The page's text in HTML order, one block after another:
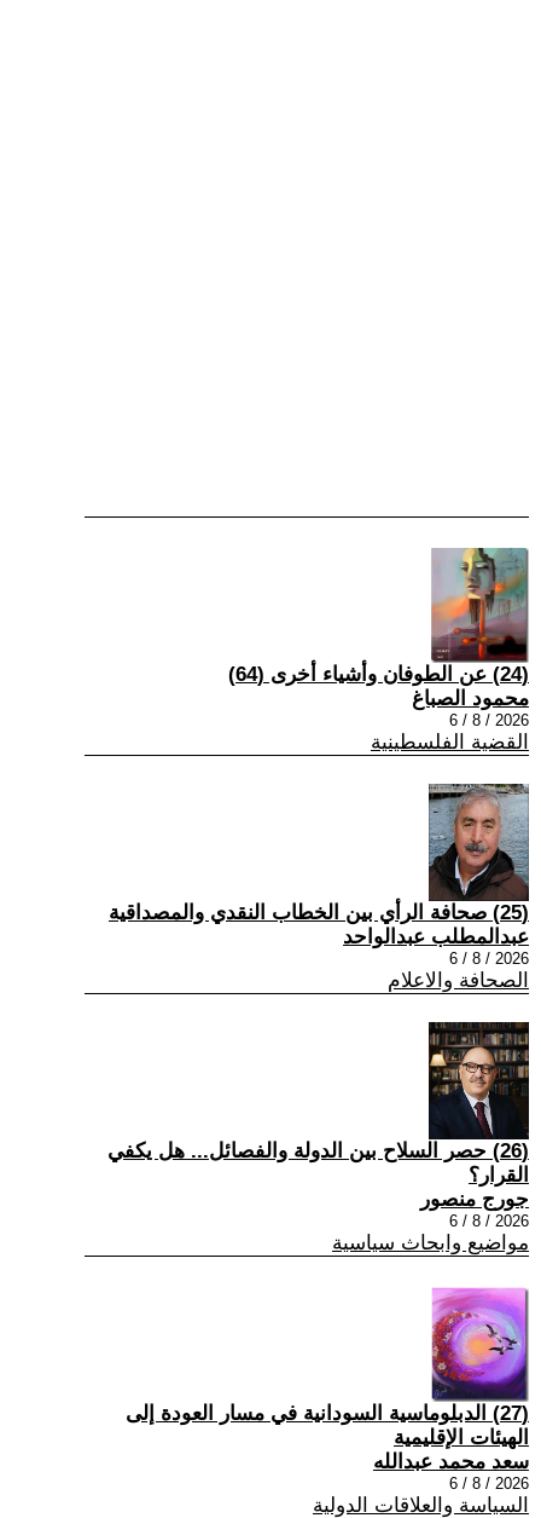
(24) عن الطوفان وأشياء أخرى (64)
محمود الصباغ
2026 / 8 / 6
القضية الفلسطينية
(25) صحافة الرأي بين الخطاب النقدي والمصداقية
عبدالمطلب عبدالواحد
2026 / 8 / 6
الصحافة والاعلام
(26) حصر السلاح بين الدولة والفصائل... هل يكفي
القرار؟
جورج منصور
2026 / 8 / 6
مواضيع وابحاث سياسية
(27) الدبلوماسية السودانية في مسار العودة إلى
الهيئات الإقليمية
سعد محمد عبدالله
2026 / 8 / 6
السياسة والعلاقات الدولية